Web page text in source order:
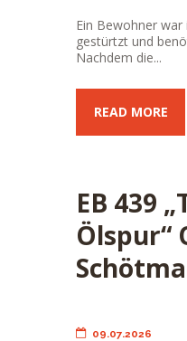
Ein Bewohner
gestürtzt und
Nachdem die...
READ MORE
EB 439
Ölspur“
09.07.2026